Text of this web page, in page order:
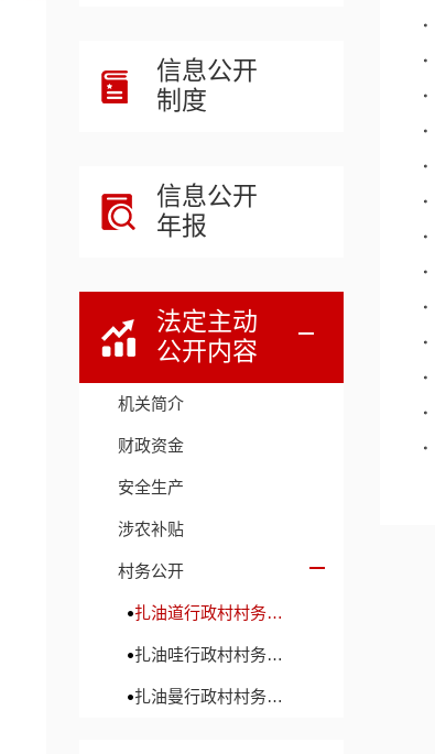
信息公开
制度
信息公开
年报
法定主动
公开内容
机关简介
财政资金
安全生产
涉农补贴
村务公开
扎油道行政村村务公开
扎油哇行政村村务公开
扎油曼行政村村务公开